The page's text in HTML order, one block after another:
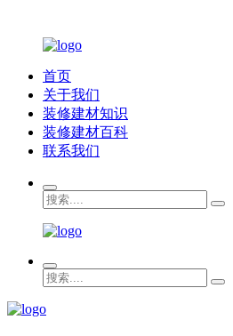
首页
关于我们
装修建材知识
装修建材百科
联系我们